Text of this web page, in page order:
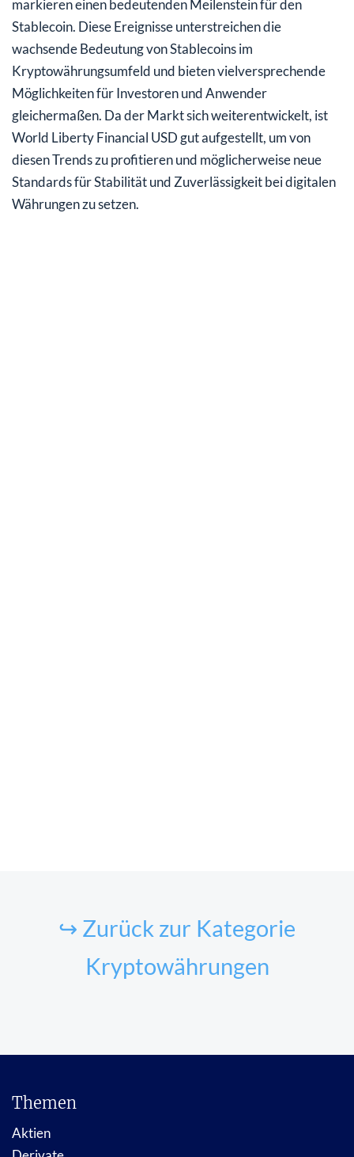
markieren einen bedeutenden Meilenstein für den
Stablecoin. Diese Ereignisse unterstreichen die
wachsende Bedeutung von Stablecoins im
Kryptowährungsumfeld und bieten vielversprechende
Möglichkeiten für Investoren und Anwender
gleichermaßen. Da der Markt sich weiterentwickelt, ist
World Liberty Financial USD gut aufgestellt, um von
diesen Trends zu profitieren und möglicherweise neue
Standards für Stabilität und Zuverlässigkeit bei digitalen
Währungen zu setzen.
↪ Zurück zur Kategorie
Kryptowährungen
Themen
Aktien